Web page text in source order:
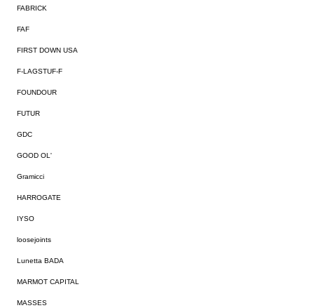
FABRICK
FAF
FIRST DOWN USA
F-LAGSTUF-F
FOUNDOUR
FUTUR
GDC
GOOD OL'
Gramicci
HARROGATE
IYSO
loosejoints
Lunetta BADA
MARMOT CAPITAL
MASSES